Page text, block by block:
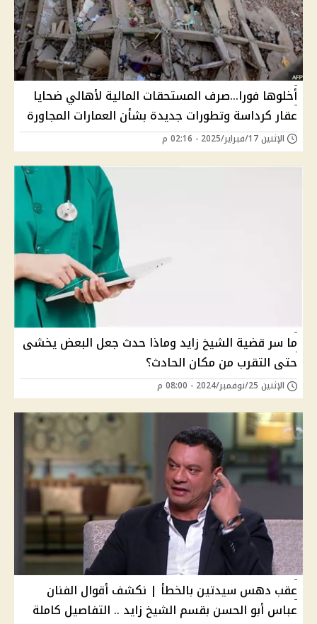
أخلوها فورا...صرف المستحقات المالية لأهالي ضحايا
عقار كرداسة وتطورات جديدة بشأن العمارات المجاورة
الإثنين 17/فبراير/2025 - 02:16 م
ما سر قضية الشيخ زايد وماذا حدث جعل البعض يخشى
حتى التقرب من مكان الحادث؟
الإثنين 25/نوفمبر/2024 - 08:00 م
عقب دهس سيدتين بالخطأ | نكشف أقوال الفنان
عباس أبو الحسن بقسم الشيخ زايد .. التفاصيل كاملة